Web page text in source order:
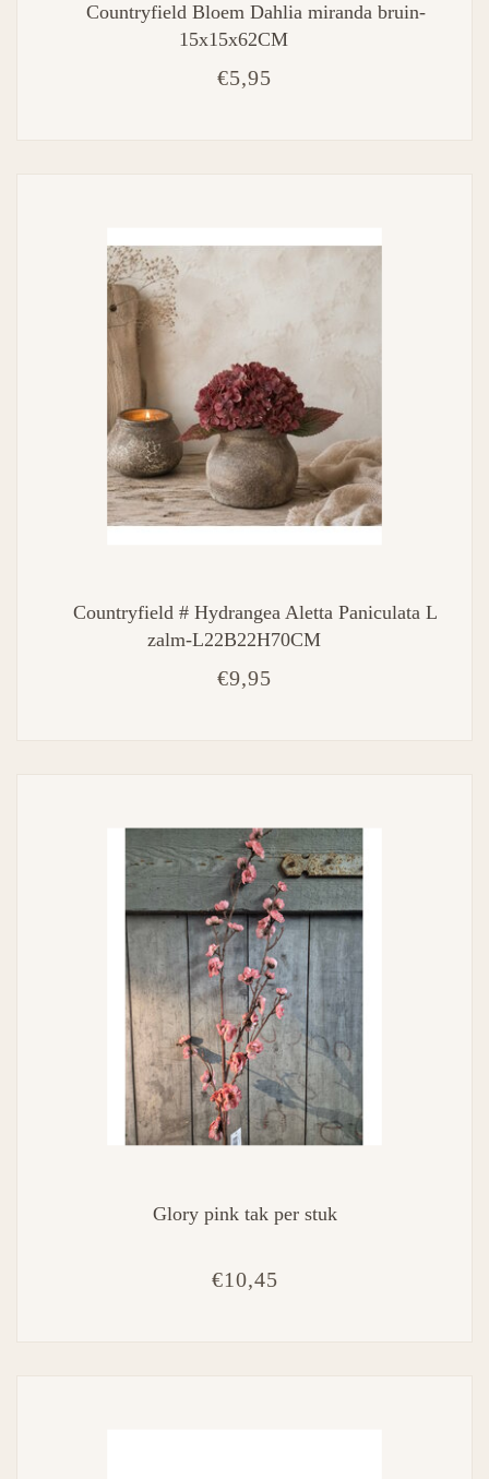
Countryfield Bloem Dahlia miranda bruin-
15x15x62CM
€5,95
Countryfield # Hydrangea Aletta Paniculata L
zalm-L22B22H70CM
€9,95
Glory pink tak per stuk
€10,45